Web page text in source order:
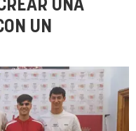
UNA
UN